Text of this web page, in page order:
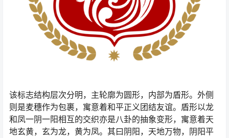
该标志结构层次分明，主轮廓为圆形，内部为盾形。外侧
则是麦穗作为包裹，寓意着和平正义团结友谊。盾形以龙
和凤一阴一阳相互的交织亦是八卦的抽象变形，寓意着天
地玄黄，玄为龙，黄为凤。其曰阴阳，天地万物，阴阳平